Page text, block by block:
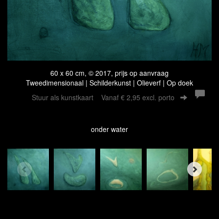
60 x 60 cm, © 2017, prijs op aanvraag
Tweedimensionaal | Schilderkunst | Olieverf | Op doek
Stuur als kunstkaart Vanaf € 2,95 excl. porto
onder water